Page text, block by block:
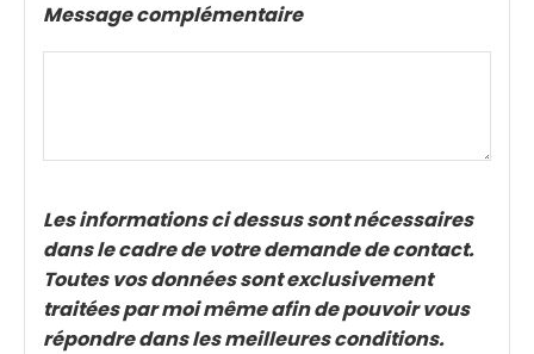
Message complémentaire
Les informations ci dessus sont nécessaires
dans le cadre de votre demande de contact.
Toutes vos données sont exclusivement
traitées par moi même afin de pouvoir vous
répondre dans les meilleures conditions.